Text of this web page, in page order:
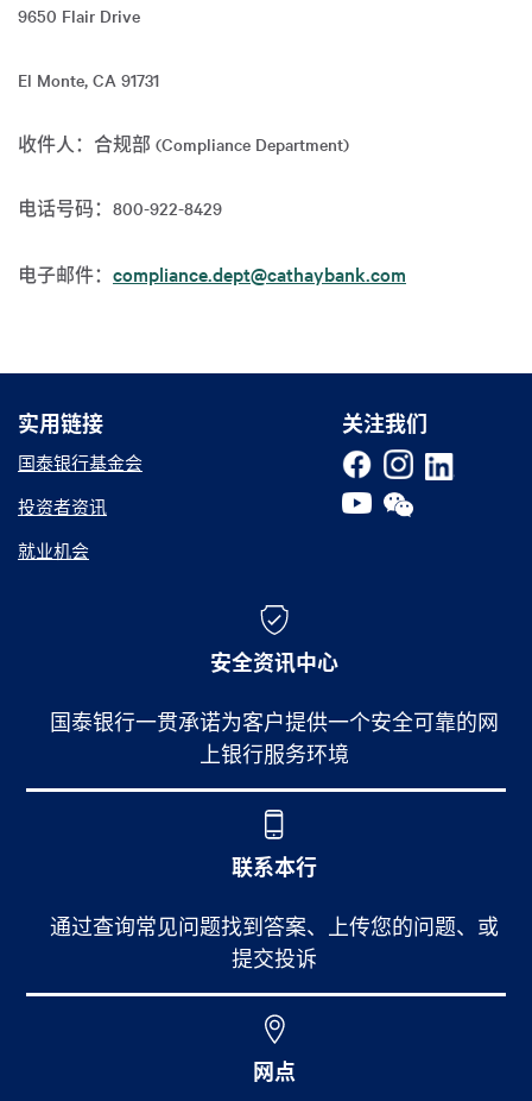
9650 Flair Drive
El Monte, CA 91731
收件人：合规部 (Compliance Department)
电话号码：800-922-8429
电子邮件： compliance.dept@cathaybank.com
关注我们
实用链接
实用链接
国泰银行基金会
投资者资讯
就业机会
安全资讯中心
国泰银行一贯承诺为客户提供一个安全可靠的网
上银行服务环境
联系本行
通过查询常见问题找到答案、上传您的问题、或
提交投诉
网点